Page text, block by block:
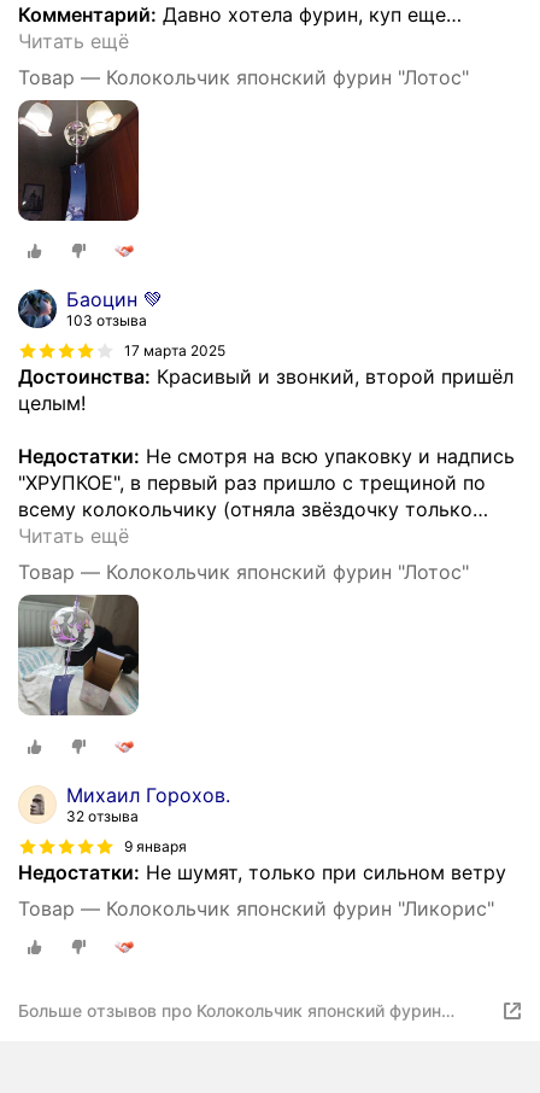
Комментарий: Давно хотела фурин, куп еще…
Читать ещё
Товар — Колокольчик японский фурин "Лотос"
Баоцин 💚
103 отзыва
17 марта 2025
Достоинства: Красивый и звонкий, второй пришëл
целым!
Недостатки: Не смотря на всю упаковку и надпись
"ХРУПКОЕ", в первый раз пришло с трещиной по
всему колокольчику (отняла звёздочку только…
Читать ещё
Товар — Колокольчик японский фурин "Лотос"
Михаил Горохов.
32 отзыва
9 января
Недостатки: Не шумят, только при сильном ветру
Товар — Колокольчик японский фурин "Ликорис"
Больше отзывов про Колокольчик японский фурин